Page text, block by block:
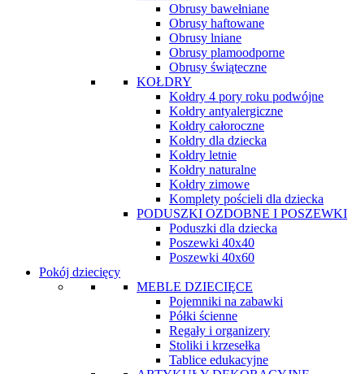
Obrusy bawełniane
Obrusy haftowane
Obrusy lniane
Obrusy plamoodporne
Obrusy świąteczne
KOŁDRY
Kołdry 4 pory roku podwójne
Kołdry antyalergiczne
Kołdry całoroczne
Kołdry dla dziecka
Kołdry letnie
Kołdry naturalne
Kołdry zimowe
Komplety pościeli dla dziecka
PODUSZKI OZDOBNE I POSZEWKI
Poduszki dla dziecka
Poszewki 40x40
Poszewki 40x60
Pokój dziecięcy
MEBLE DZIECIĘCE
Pojemniki na zabawki
Półki ścienne
Regały i organizery
Stoliki i krzesełka
Tablice edukacyjne